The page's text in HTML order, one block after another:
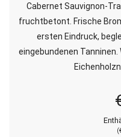
Cabernet Sauvignon-
fruchtbetont. Frische
ersten Eindruck,
eingebundenen
(